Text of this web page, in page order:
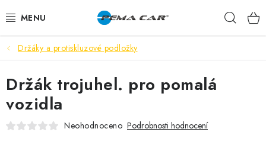
na
NOVINKY
DOPRODEJ
AUTODOPLŇKY
Držáky a protiskluzové podložky
Držák trojuhel. pro pomalá
vozidla
Neohodnoceno Podrobnosti hodnocení